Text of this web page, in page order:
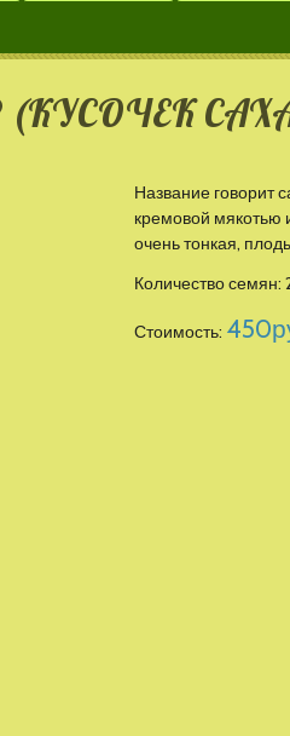
(КУСОЧЕК
Название говорит
кремовой
очень тонкая,
Количество семян:
Стоимость: 450